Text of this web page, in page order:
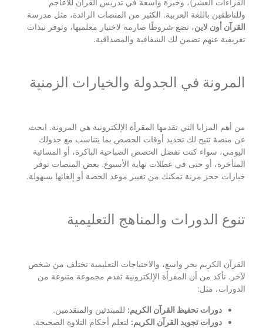
القراءات العشر)، وخبرة واسعة في تدريس القرآن للأعاجم
وللناطقين باللغة العربية. الكثير من المنصات الرائدة، مثل مدرسة
القرآن أون لاين، تضع شروطًا صارمة لاختيار معلميها، وتوفر نبذات
تعريفية عنهم تضمن لك الشفافية والمصداقية.
المرونة في الجدولة والخيارات الزمنية
من أهم المزايا التي تقدمها المقرأة الإلكترونية هي المرونة. ابحث
عن منصة تتيح لك تحديد أوقات الحصص بما يتناسب مع جدولك
اليومي، سواء كنت تفضل الحصص الصباحية الباكرة، أو المسائية
المتأخرة، أو حتى في عطلات نهاية الأسبوع. بعض المنصات توفر
خيارات حجز مرنة تمكنك من تغيير موعد الحصة أو إلغائها بسهولة.
تنوع الدورات والمناهج التعليمية
القرآن الكريم بحر واسع، والاحتياجات التعليمية تختلف من شخص
لآخر. تأكد من أن المقرأة الإلكترونية تقدم مجموعة متنوعة من
الدورات، مثل:
دورات تحفيظ القرآن الكريم: للمبتدئين والمتقدمين.
دورات تجويد القرآن الكريم: لتعلم أحكام التلاوة الصحيحة.